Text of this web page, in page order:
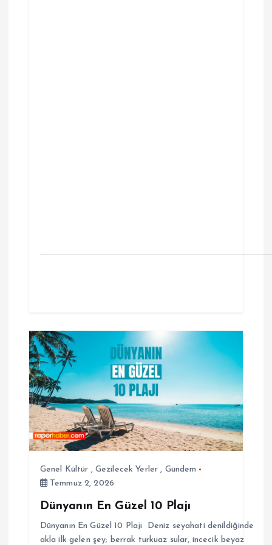
Genel Kültür , Gezilecek Yerler , Gündem
Temmuz 2, 2026
Dünyanın En Güzel 10 Plajı
Dünyanın En Güzel 10 Plajı Deniz seyahati denildiğinde
akla ilk gelen şey; berrak turkuaz sular, incecik beyaz